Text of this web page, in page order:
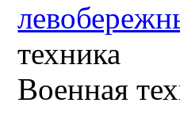
техника
Военная